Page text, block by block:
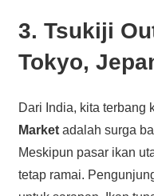
3. Tsukiji
Tokyo,
Dari India, kita terbang
Marketadalah surga
Meskipun pasar ikan
tetap ramai.